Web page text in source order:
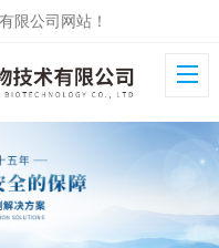
限公司网站！